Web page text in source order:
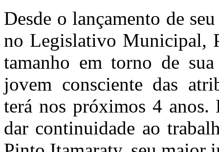
Desde o lançamento de
no Legislativo Municipal,
tamanho em torno de
jovem consciente das
terá nos próximos 4 anos.
dar continuidade ao